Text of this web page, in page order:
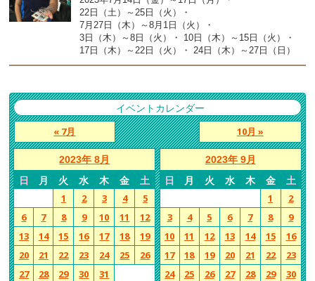
22日（土）～25日（火）
7月27日（木）～8月1日（火）
3日（木）～8日（火）
10日（木）～15日（火）
17日（木）～22日（火）
24日（木）～27日（日）
イベントカレンダー
« 7月 10月 »
2023年 8月
日
月 火 水 木 金 土
1 2 3 4
5
6
7 8 9 10 11
12
13
14 15 16 17 18
19
20
21 22 23 24 25
26
27
28 29 30 31
2023年 9月
日
月 火 水 木 金 土
1
2
3
4 5 6 7 8
9
10
11 12 13 14 15
16
17
18 19 20 21 22
23
24
25 26 27 28 29 30